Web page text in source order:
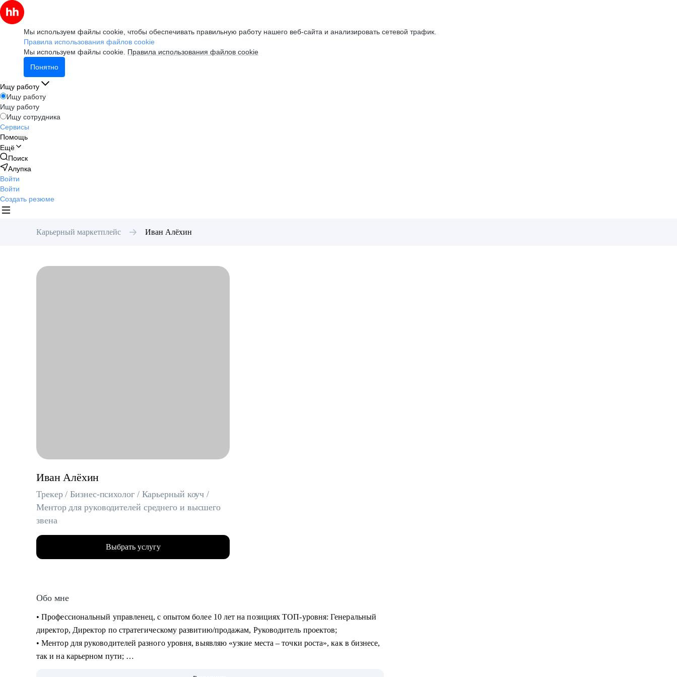
Мы используем файлы cookie, чтобы обеспечивать правильную работу нашего веб-сайта и анализировать сетевой трафик.
Правила использования файлов cookie
Мы используем файлы cookie. Правила использования файлов cookie
Понятно
Ищу работу
Ищу работу
Ищу работу
Ищу сотрудника
Сервисы
Помощь
Ещё
Поиск
Алупка
Войти
Войти
Создать резюме
Карьерный маркетплейс Иван Алёхин
Иван Алёхин
Трекер / Бизнес-психолог / Карьерный коуч /
Ментор для руководителей среднего и высшего
звена
Выбрать услугу
Обо мне
• Профессиональный управленец, с опытом более 10 лет на позициях ТОП-уровня: Генеральный
директор, Директор по стратегическому развитию/продажам, Руководитель проектов;
• Ментор для руководителей разного уровня, выявляю «узкие места – точки роста», как в бизнесе,
так и на карьерном пути;